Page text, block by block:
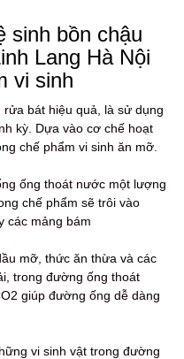
sinh bồn chậu
Lang Hà Nội
vi sinh
bát hiệu quả, là sử dụng
kỳ. Dựa vào cơ chế hoạt
chế phẩm vi sinh ăn mỡ.
ống thoát nước một lượng
chế phẩm sẽ trôi vào
các mảng bám
mỡ, thức ăn thừa và các
trong đường ống thoát
giúp đường ống dễ dàng
vi sinh vật trong đường